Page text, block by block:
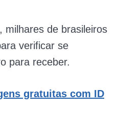
milhares de brasileiros
verificar se
para receber.
gratuitas com ID